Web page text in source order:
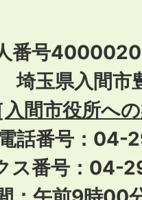
番号
玉県入間市
入間市役所へ
話番号：04-
ス番号：04-